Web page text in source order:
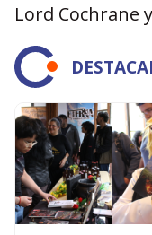
Lord Cochrane